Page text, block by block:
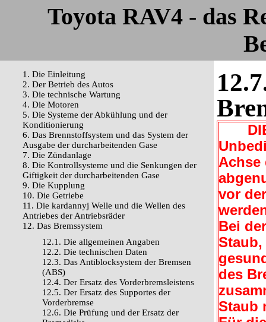
Toyota RAV4 - das
1. Die Einleitung
2. Der Betrieb des Autos
3. Die technische Wartung
4. Die Motoren
5. Die Systeme der Abkühlung und der
Konditionierung
6. Das Brennstoffsystem und das System der
Ausgabe der durcharbeitenden Gase
7. Die Zündanlage
8. Die Kontrollsysteme und die Senkungen der
Giftigkeit der durcharbeitenden Gase
9. Die Kupplung
10. Die Getriebe
11. Die kardannyj Welle und die Wellen des
Antriebes der Antriebsräder
12. Das Bremssystem
12.1. Die allgemeinen Angaben
12.2. Die technischen Daten
12.3. Das Antiblocksystem der Bremsen
(ABS)
12.4. Der Ersatz des Vorderbremsleistens
12.5. Der Ersatz des Supportes der
Vorderbremse
12.6. Die Prüfung und der Ersatz der
DIE
Achse
vor
Bei
des
Staub